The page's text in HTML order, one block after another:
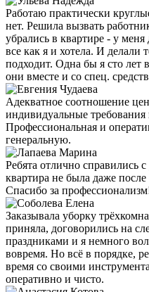
Работаю практически
нет. Решила вызвать
убрались в квартире - у
все как я и хотела. И делали
подходит. Одна бы я сто лет
они вместе и со спец.
Адекватное соотношение
индивидуальные требования
Профессиональная и
генеральную.
Ребята отлично справились
квартира не была даже
Спасибо за
Заказывала уборку
приняла, договорились на
праздниками и я немного
вовремя. Но всё в порядке,
время со своими
оперативно и чисто.